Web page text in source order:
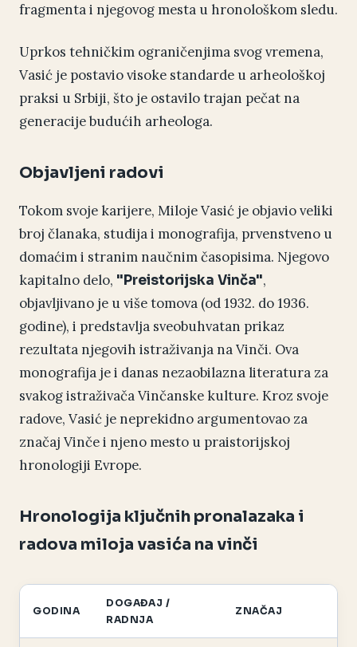
fragmenta i njegovog mesta u hronološkom sledu.
Uprkos tehničkim ograničenjima svog vremena,
Vasić je postavio visoke standarde u arheološkoj
praksi u Srbiji, što je ostavilo trajan pečat na
generacije budućih arheologa.
Objavljeni radovi
Tokom svoje karijere, Miloje Vasić je objavio veliki
broj članaka, studija i monografija, prvenstveno u
domaćim i stranim naučnim časopisima. Njegovo
kapitalno delo, "Preistorijska Vinča",
objavljivano je u više tomova (od 1932. do 1936.
godine), i predstavlja sveobuhvatan prikaz
rezultata njegovih istraživanja na Vinči. Ova
monografija je i danas nezaobilazna literatura za
svakog istraživača Vinčanske kulture. Kroz svoje
radove, Vasić je neprekidno argumentovao za
značaj Vinče i njeno mesto u praistorijskoj
hronologiji Evrope.
Hronologija ključnih pronalazaka i
radova miloja vasića na vinči
GODINA
DOGAĐAJ /
RADNJA
ZNAČAJ